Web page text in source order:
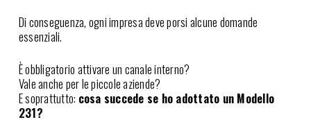
Di conseguenza, ogni impresa deve porsi alcune domande
essenziali.
È obbligatorio attivare un canale interno?
Vale anche per le piccole aziende?
E soprattutto: cosa succede se ho adottato un Modello
231?